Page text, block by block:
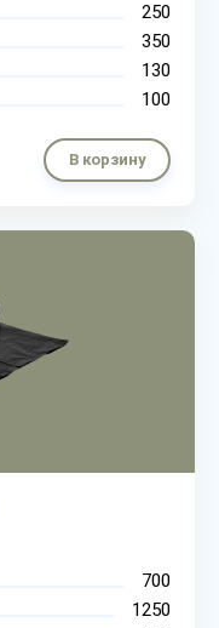
250
350
130
100
В корзину
700
1250